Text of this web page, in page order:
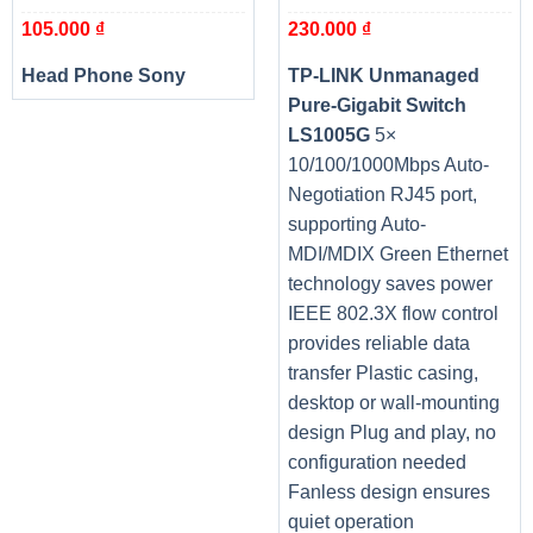
âm thanh
Mạng LAN
Realtek® 8111H Gigabit LAN
105.000 ₫
Head Phone Sony
230.000 ₫
TP-LINK Unmanaged
Pure-Gigabit Switch
LS1005G5×
10/100/1000Mbps Auto-
Negotiation RJ45 port,
supporting Auto-
MDI/MDIX Green Ethernet
technology saves power
IEEE 802.3X flow control
provides reliable data
transfer Plastic casing,
desktop or wall-mounting
design Plug and play, no
configuration needed
Fanless design ensures
quiet operation